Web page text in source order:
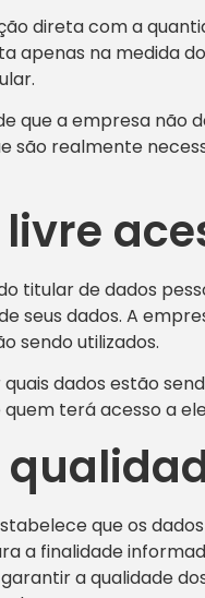
direta com a
apenas na medida
que a empresa não
são realmente
titular de dados
seus dados. A
sendo utilizados.
dados estão
terá acesso a
que os
a finalidade
a qualidade